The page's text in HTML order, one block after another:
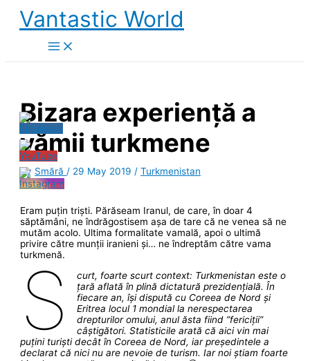
Skip
content
Vantastic World
Bizara experiență a
vămii turkmene
By Smără / 29 May 2019 /Turkmenistan
Eram puțin triști. Părăseam Iranul, de care, în doar 4
săptămâni, ne îndrăgostisem așa de tare că ne venea să ne
mutăm acolo. Ultima formalitate vamală, apoi o ultimă
privire către munții iranieni și… ne îndreptăm către vama
turkmenă.
S
curt, foarte scurt context: Turkmenistan este o
țară aflată în plină dictatură prezidențială. În
fiecare an, își dispută cu Coreea de Nord și
Eritrea locul 1 mondial la nerespectarea
drepturilor omului, anul ăsta fiind ”fericiții”
câștigători. Statisticile arată că aici vin mai
puțini turiști decât în Coreea de Nord, iar președintele a
declarat că nici nu are nevoie de turism. Iar noi știam foarte